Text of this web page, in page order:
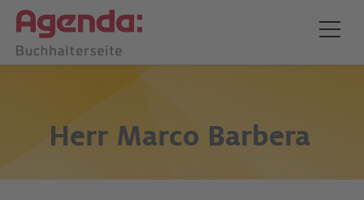
Herr Marco Barbera